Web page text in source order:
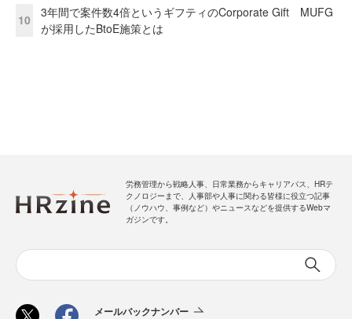
10
3年間で案件数4倍というギフティのCorporate Gift MUFG
が採用したBtoE施策とは
労務管理から戦略人事、日常業務からキャリアパス、HRテ
クノロジーまで、人事部や人事に関わる皆様に役立つ記事
（ノウハウ、事例など）やニュースなどを提供するWebマ
ガジンです。
メールバックナンバー